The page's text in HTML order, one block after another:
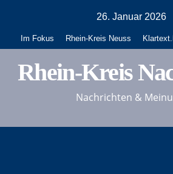
springen
26. Januar 2026
Im Fokus Rhein-Kreis Neuss
Rhein-Kreis
Nachrichten &